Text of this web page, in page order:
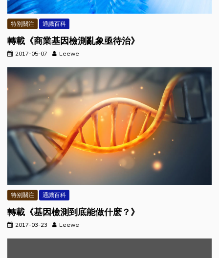
特别關注 通識百科
轉載《商業基因檢測亂象亟待治》
2017-05-07 Leewe
特别關注 通識百科
轉載《基因檢測到底能做什麽？》
2017-03-23 Leewe